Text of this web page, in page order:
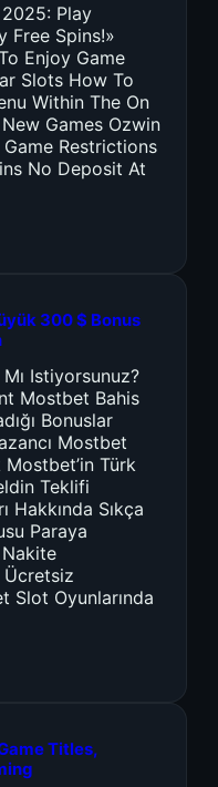
Play
Free Spins!»
Enjoy Game
Slots How To
Within The On
Games Ozwin
Restrictions
No Deposit At
300 $ Bonus
Istiyorsunuz?
Mostbet Bahis
Bonuslar
Mostbet
Türk
Teklifi
Hakkında Sıkça
Paraya
Nakite
Ücretsiz
Slot Oyunlarında
Titles,